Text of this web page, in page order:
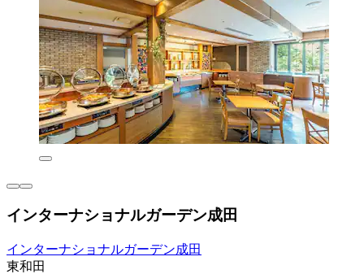
インターナショナルガーデン成田
インターナショナルガーデン成田
東和田